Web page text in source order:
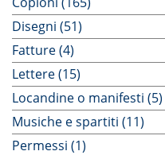
Disegni (51)
Fatture (4)
Lettere (15)
Locandine o manifesti (5)
Musiche e spartiti (11)
Permessi (1)